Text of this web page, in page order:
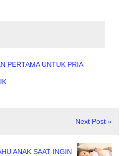
PERTAMA UNTUK PRIA
Next Post »
ANAK SAAT INGIN